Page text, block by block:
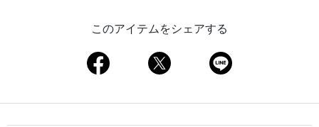
このアイテムをシェアする